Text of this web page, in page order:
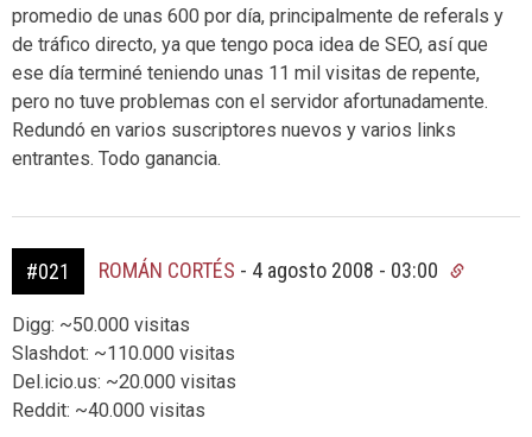
promedio de unas 600 por día, principalmente de referals y
de tráfico directo, ya que tengo poca idea de SEO, así que
ese día terminé teniendo unas 11 mil visitas de repente,
pero no tuve problemas con el servidor afortunadamente.
Redundó en varios suscriptores nuevos y varios links
entrantes. Todo ganancia.
#021 ROMÁN CORTÉS - 4 agosto 2008 - 03:00
Digg: ~50.000 visitas
Slashdot: ~110.000 visitas
Del.icio.us: ~20.000 visitas
Reddit: ~40.000 visitas